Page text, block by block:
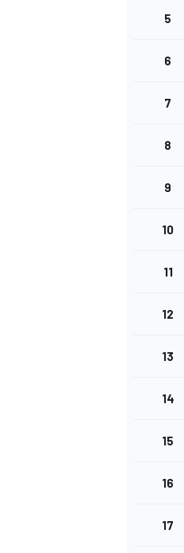
MONOPOSTO
5
6
7
8
9
10
11
12
13
14
15
16
17